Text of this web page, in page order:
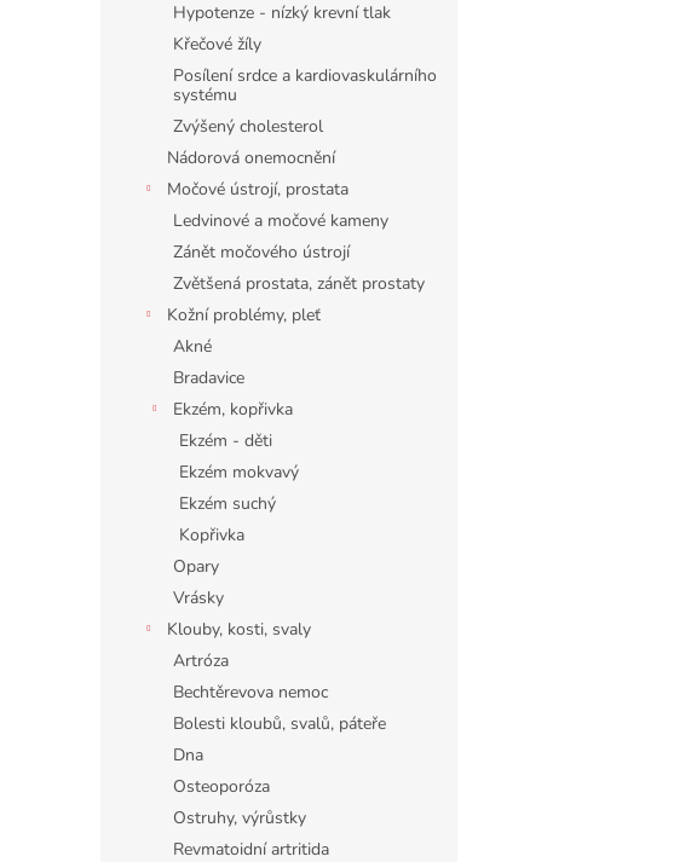
Hypotenze - nízký krevní tlak
Křečové žíly
Posílení srdce a kardiovaskulárního
systému
Zvýšený cholesterol
Nádorová onemocnění
Močové ústrojí, prostata
Ledvinové a močové kameny
Zánět močového ústrojí
Zvětšená prostata, zánět prostaty
Kožní problémy, pleť
Akné
Bradavice
Ekzém, kopřivka
Ekzém - děti
Ekzém mokvavý
Ekzém suchý
Kopřivka
Opary
Vrásky
Klouby, kosti, svaly
Artróza
Bechtěrevova nemoc
Bolesti kloubů, svalů, páteře
Dna
Osteoporóza
Ostruhy, výrůstky
Revmatoidní artritida